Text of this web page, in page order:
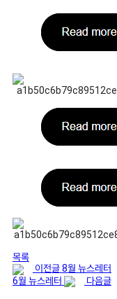
목록
이전글8월 뉴스레터
6월 뉴스레터
다음글